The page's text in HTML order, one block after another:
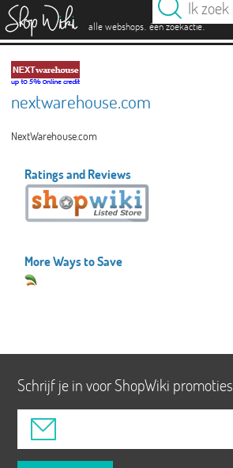
alle webshops. één zoekactie.
nextwarehouse.com
NextWarehouse.com
Ratings and Reviews
More Ways to Save
Schrijf je in voor ShopWiki promoties